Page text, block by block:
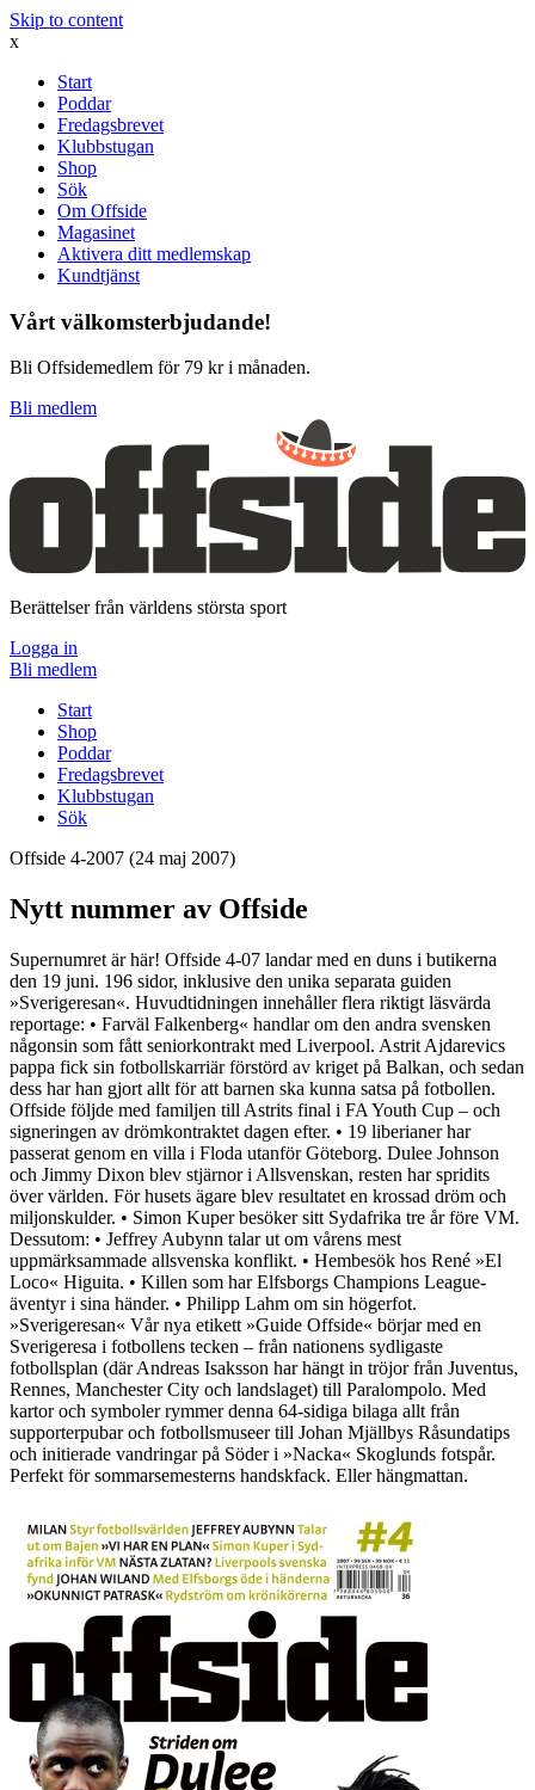
Skip to content
x
Start
Poddar
Fredagsbrevet
Klubbstugan
Shop
Sök
Om Offside
Magasinet
Aktivera ditt medlemskap
Kundtjänst
Vårt välkomsterbjudande!
Bli Offsidemedlem för 79 kr i månaden.
Bli medlem
Berättelser från världens största sport
Logga in
Bli medlem
Start
Shop
Poddar
Fredagsbrevet
Klubbstugan
Sök
Offside 4-2007 (24 maj 2007)
Nytt nummer av Offside
Supernumret är här! Offside 4-07 landar med en duns i butikerna
den 19 juni. 196 sidor, inklusive den unika separata guiden
»Sverigeresan«. Huvudtidningen innehåller flera riktigt läsvärda
reportage: • Farväl Falkenberg« handlar om den andra svensken
någonsin som fått seniorkontrakt med Liverpool. Astrit Ajdarevics
pappa fick sin fotbollskarriär förstörd av kriget på Balkan, och sedan
dess har han gjort allt för att barnen ska kunna satsa på fotbollen.
Offside följde med familjen till Astrits final i FA Youth Cup – och
signeringen av drömkontraktet dagen efter. • 19 liberianer har
passerat genom en villa i Floda utanför Göteborg. Dulee Johnson
och Jimmy Dixon blev stjärnor i Allsvenskan, resten har spridits
över världen. För husets ägare blev resultatet en krossad dröm och
miljonskulder. • Simon Kuper besöker sitt Sydafrika tre år före VM.
Dessutom: • Jeffrey Aubynn talar ut om vårens mest
uppmärksammade allsvenska konflikt. • Hembesök hos René »El
Loco« Higuita. • Killen som har Elfsborgs Champions League-
äventyr i sina händer. • Philipp Lahm om sin högerfot.
»Sverigeresan« Vår nya etikett »Guide Offside« börjar med en
Sverigeresa i fotbollens tecken – från nationens sydligaste
fotbollsplan (där Andreas Isaksson har hängt in tröjor från Juventus,
Rennes, Manchester City och landslaget) till Paralompolo. Med
kartor och symboler rymmer denna 64-sidiga bilaga allt från
supporterpubar och fotbollsmuseer till Johan Mjällbys Råsundatips
och initierade vandringar på Söder i »Nacka« Skoglunds fotspår.
Perfekt för sommarsemesterns handskfack. Eller hängmattan.